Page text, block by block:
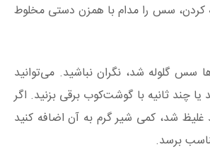
کردن، سس را مدام با همزن دستی مخلوط
سس گلوله شد، نگران نباشید. می‌توانید
یا چند ثانیه با گوشت‌کوب برقی بزنید. اگر
شد، کمی شیر گرم به آن اضافه کنید
برسد.